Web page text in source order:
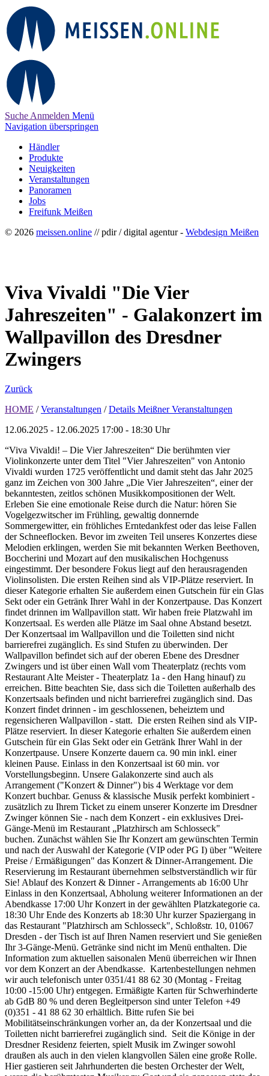
Suche Anmelden Menü
Navigation überspringen
Händler
Produkte
Neuigkeiten
Veranstaltungen
Panoramen
Jobs
Freifunk Meißen
© 2026 meissen.online // pdir / digital agentur - Webdesign Meißen
Viva Vivaldi "Die Vier
Jahreszeiten" - Galakonzert im
Wallpavillon des Dresdner
Zwingers
Zurück
HOME / Veranstaltungen / Details Meißner Veranstaltungen
12.06.2025 - 12.06.2025 17:00 - 18:30 Uhr
“Viva Vivaldi! – Die Vier Jahreszeiten“ Die berühmten vier
Violinkonzerte unter dem Titel "Vier Jahreszeiten" von Antonio
Vivaldi wurden 1725 veröffentlicht und damit steht das Jahr 2025
ganz im Zeichen von 300 Jahre „Die Vier Jahreszeiten“, einer der
bekanntesten, zeitlos schönen Musikkompositionen der Welt.
Erleben Sie eine emotionale Reise durch die Natur: hören Sie
Vogelgezwitscher im Frühling, gewaltig donnernde
Sommergewitter, ein fröhliches Erntedankfest oder das leise Fallen
der Schneeflocken. Bevor im zweiten Teil unseres Konzertes diese
Melodien erklingen, werden Sie mit bekannten Werken Beethoven,
Boccherini und Mozart auf den musikalischen Hochgenuss
eingestimmt. Der besondere Fokus liegt auf den herausragenden
Violinsolisten. Die ersten Reihen sind als VIP-Plätze reserviert. In
dieser Kategorie erhalten Sie außerdem einen Gutschein für ein Glas
Sekt oder ein Getränk Ihrer Wahl in der Konzertpause. Das Konzert
findet drinnen im Wallpavillon statt. Wir haben freie Platzwahl im
Konzertsaal. Es werden alle Plätze im Saal ohne Abstand besetzt.
Der Konzertsaal im Wallpavillon und die Toiletten sind nicht
barrierefrei zugänglich. Es sind Stufen zu überwinden. Der
Wallpavillon befindet sich auf der oberen Ebene des Dresdner
Zwingers und ist über einen Wall vom Theaterplatz (rechts vom
Restaurant Alte Meister - Theaterplatz 1a - den Hang hinauf) zu
erreichen. Bitte beachten Sie, dass sich die Toiletten außerhalb des
Konzertsaals befinden und nicht barrierefrei zugänglich sind. Das
Konzert findet drinnen - im geschlossenen, beheiztem und
regensicheren Wallpavillon - statt. Die ersten Reihen sind als VIP-
Plätze reserviert. In dieser Kategorie erhalten Sie außerdem einen
Gutschein für ein Glas Sekt oder ein Getränk Ihrer Wahl in der
Konzertpause. Unsere Konzerte dauern ca. 90 min inkl. einer
kleinen Pause. Einlass in den Konzertsaal ist 60 min. vor
Vorstellungsbeginn. Unsere Galakonzerte sind auch als
Arrangement ("Konzert & Dinner") bis 4 Werktage vor dem
Konzert buchbar. Genuss & klassische Musik perfekt kombiniert -
zusätzlich zu Ihrem Ticket zu einem unserer Konzerte im Dresdner
Zwinger können Sie - nach dem Konzert - ein exklusives Drei-
Gänge-Menü im Restaurant „Platzhirsch am Schlosseck"
buchen. Zunächst wählen Sie Ihr Konzert am gewünschten Termin
und nach der Auswahl der Kategorie (VIP oder PG I) über "Weitere
Preise / Ermäßigungen" das Konzert & Dinner-Arrangement. Die
Reservierung im Restaurant übernehmen selbstverständlich wir für
Sie! Ablauf des Konzert & Dinner - Arrangements ab 16:00 Uhr
Einlass in den Konzertsaal, Abholung weiterer Informationen an der
Abendkasse 17:00 Uhr Konzert in der gewählten Platzkategorie ca.
18:30 Uhr Ende des Konzerts ab 18:30 Uhr kurzer Spaziergang in
das Restaurant "Platzhirsch am Schlosseck", Schloßstr. 10, 01067
Dresden - der Tisch ist auf Ihren Namen reserviert und Sie genießen
Ihr 3-Gänge-Menü. Getränke sind nicht im Menü enthalten. Die
Information zum aktuellen saisonalen Menü überreichen wir Ihnen
vor dem Konzert an der Abendkasse. Kartenbestellungen nehmen
wir auch telefonisch unter 0351/41 88 62 30 (Montag - Freitag
10:00 -15:00 Uhr) entgegen. Ermäßigte Karten für Schwerhinderte
ab GdB 80 % und deren Begleitperson sind unter Telefon +49
(0)351 - 41 88 62 30 erhältlich. Bitte rufen Sie bei
Mobilitätseinschränkungen vorher an, da der Konzertsaal und die
Toiletten nicht barrierefrei zugänglich sind. Seit die Könige in der
Dresdner Residenz feierten, spielt Musik im Zwinger sowohl
draußen als auch in den vielen klangvollen Sälen eine große Rolle.
Hier gastieren seit Jahrhunderten die besten Orchester der Welt,